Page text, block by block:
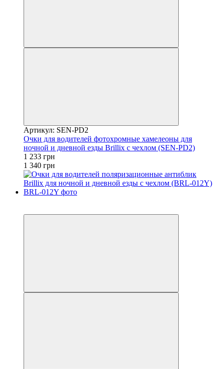
Артикул: SEN-PD2
Очки для водителей фотохромные хамелеоны для
ночной и дневной езды Brillix с чехлом (SEN-PD2)
1 233 грн
1 340 грн